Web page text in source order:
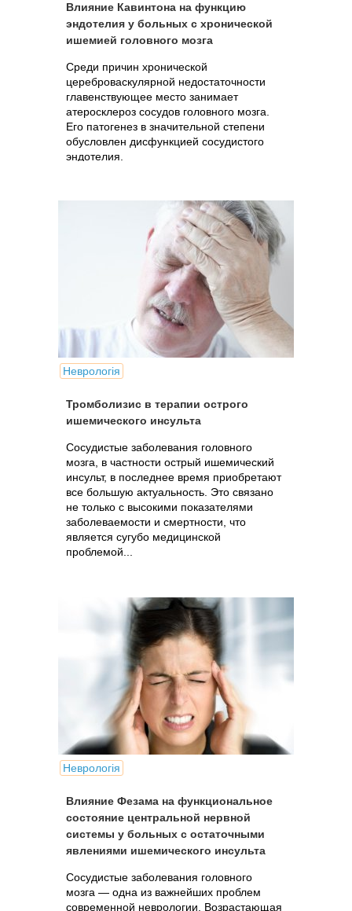
Влияние Кавинтона на функцию
эндотелия у больных с хронической
ишемией головного мозга
Среди причин хронической
цереброваскулярной недостаточности
главенствующее место занимает
атеросклероз сосудов головного мозга.
Его патогенез в значительной степени
обусловлен дисфункцией сосудистого
эндотелия.
Неврологія
Тромболизис в терапии острого
ишемического инсульта
Сосудистые заболевания головного
мозга, в частности острый ишемический
инсульт, в последнее время приобретают
все большую актуальность. Это связано
не только с высокими показателями
заболеваемости и смертности, что
является сугубо медицинской
проблемой...
Неврологія
Влияние Фезама на функциональное
состояние центральной нервной
системы у больных с остаточными
явлениями ишемического инсульта
Сосудистые заболевания головного
мозга — одна из важнейших проблем
современной неврологии. Возрастающая